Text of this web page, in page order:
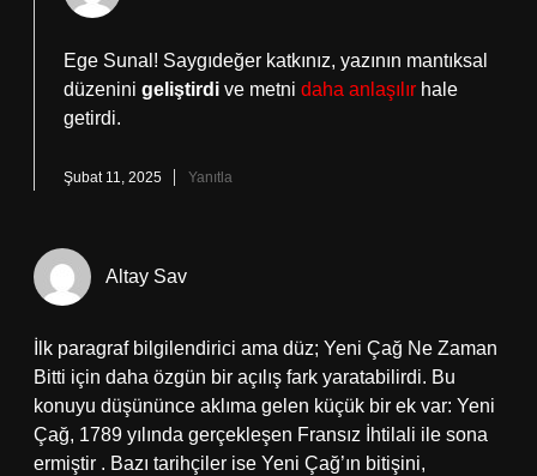
Ege Sunal! Saygıdeğer katkınız, yazının mantıksal
düzenini geliştirdi ve metni daha anlaşılır hale
getirdi.
Şubat 11, 2025 Yanıtla
Altay Sav
İlk paragraf bilgilendirici ama düz; Yeni Çağ Ne Zaman
Bitti için daha özgün bir açılış fark yaratabilirdi. Bu
konuyu düşününce aklıma gelen küçük bir ek var: Yeni
Çağ, 1789 yılında gerçekleşen Fransız İhtilali ile sona
ermiştir . Bazı tarihçiler ise Yeni Çağ’ın bitişini,